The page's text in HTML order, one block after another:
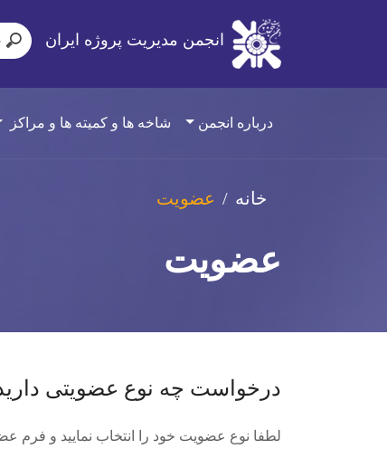
انجمن مدیریت پروژه ایران
درباره انجمن شاخه ها و کمیته ها و مراکز
خانه عضویت
عضویت
درخواست چه نوع عضویتی
لطفا نوع عضویت خود را انتخاب نمایید و فرم